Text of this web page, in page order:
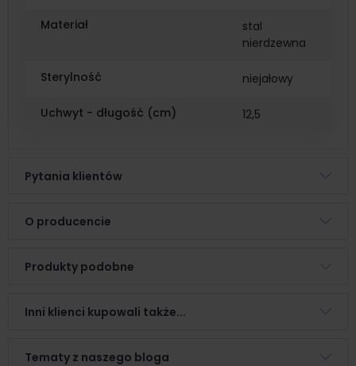
Materiał
stal
nierdzewna
Sterylność niejałowy
Uchwyt - długość (cm) 12,5
Pytania klientów
O producencie
Produkty podobne
Inni klienci kupowali także...
Tematy z naszego bloga